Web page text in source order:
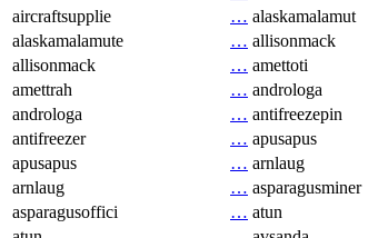
aircraftsupplie
… alaskamalamut
alaskamalamute
… allisonmack
allisonmack
… amettoti
amettrah
… androloga
androloga
… antifreezepin
antifreezer
… apusapus
apusapus
… arnlaug
arnlaug
… asparagusminer
asparagusoffici
… atun